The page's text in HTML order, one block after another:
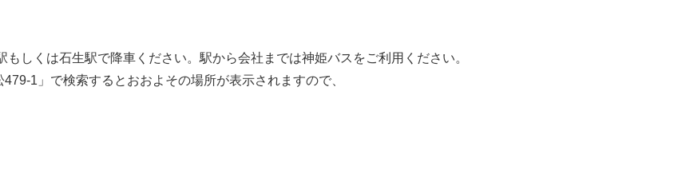
しくは石生駅で降車ください。駅から会社までは神姫バスをご利用ください。
1」で検索するとおおよその場所が表示されますので、